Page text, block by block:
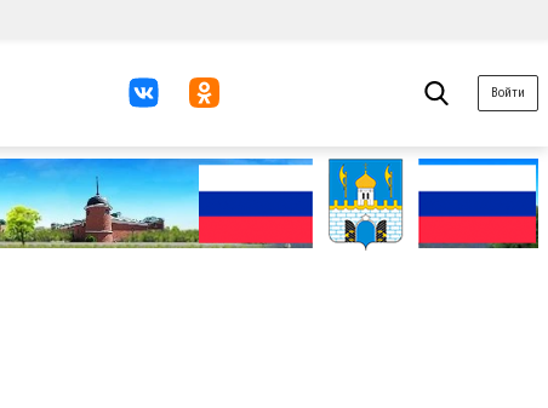
Войти